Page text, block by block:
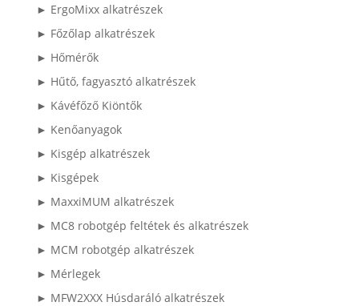
► ErgoMixx alkatrészek
► Főzőlap alkatrészek
► Hőmérők
► Hűtő, fagyasztó alkatrészek
► Kávéfőző Kiöntők
► Kenőanyagok
► Kisgép alkatrészek
► Kisgépek
► MaxxiMUM alkatrészek
► MC8 robotgép feltétek és alkatrészek
► MCM robotgép alkatrészek
► Mérlegek
► MFW2XXX Húsdaráló alkatrészek